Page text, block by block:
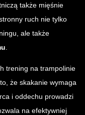
także mięśnie
ruch nie tylko
ale także
trening na trampolinie
to, że skakanie wymaga
i oddechu prowadzi
na efektywniej